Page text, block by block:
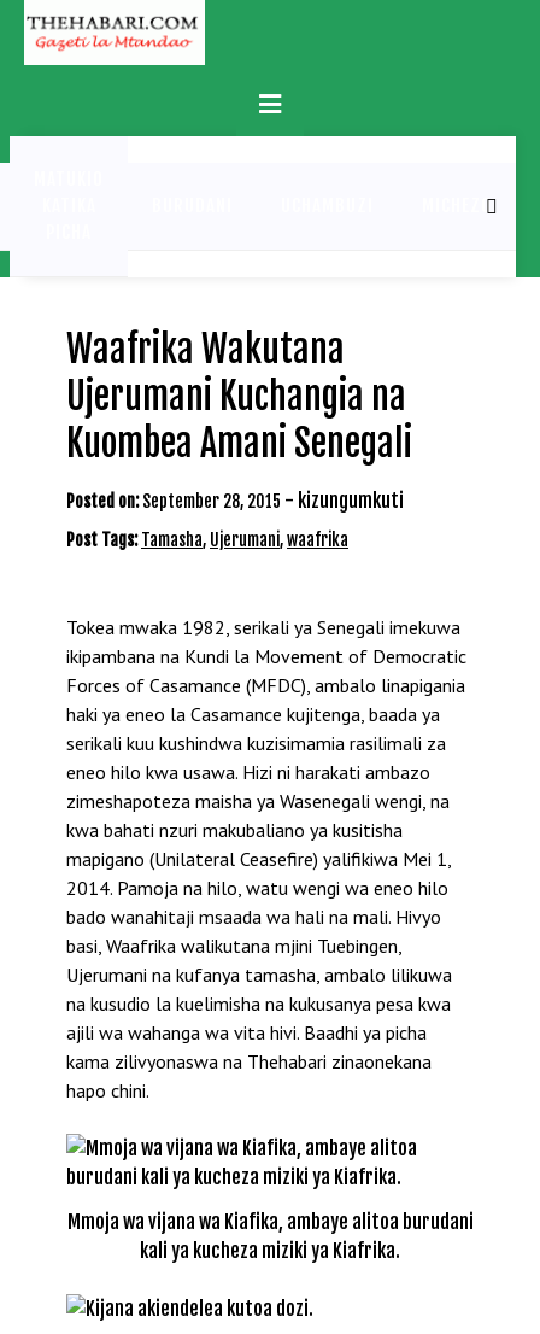
Skip
content
Primary
Menu
MICHEZO
Waafrika Wakutana
Ujerumani Kuchangia na
Kuombea Amani Senegali
Posted on: September 28, 2015 - kizungumkuti
Post Tags:Tamasha, Ujerumani,waafrika
Tokea mwaka 1982, serikali ya Senegali imekuwa
ikipambana na Kundi la Movement of Democratic
Forces of Casamance (MFDC), ambalo linapigania
haki ya eneo la Casamance kujitenga, baada ya
serikali kuu kushindwa kuzisimamia rasilimali za
eneo hilo kwa usawa. Hizi ni harakati ambazo
zimeshapoteza maisha ya Wasenegali wengi, na
kwa bahati nzuri makubaliano ya kusitisha
mapigano (Unilateral Ceasefire) yalifikiwa Mei 1,
2014. Pamoja na hilo, watu wengi wa eneo hilo
bado wanahitaji msaada wa hali na mali. Hivyo
basi, Waafrika walikutana mjini Tuebingen,
Ujerumani na kufanya tamasha, ambalo lilikuwa
na kusudio la kuelimisha na kukusanya pesa kwa
ajili wa wahanga wa vita hivi. Baadhi ya picha
kama zilivyonaswa na Thehabari zinaonekana
hapo chini.
Mmoja wa vijana wa Kiafika, ambaye alitoa burudani
kali ya kucheza miziki ya Kiafrika.